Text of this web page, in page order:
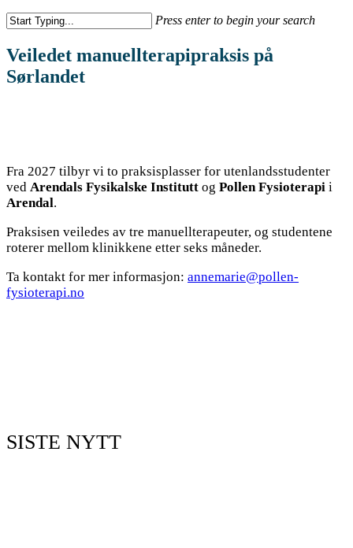
Press enter to begin your search
Veiledet manuellterapipraksis på
Sørlandet
Fra 2027 tilbyr vi to praksisplasser for utenlandsstudenter
ved Arendals Fysikalske Institutt og Pollen Fysioterapi i
Arendal.
Praksisen veiledes av tre manuellterapeuter, og studentene
roterer mellom klinikkene etter seks måneder.
Ta kontakt for mer informasjon: annemarie@pollen-
fysioterapi.no
SISTE NYTT